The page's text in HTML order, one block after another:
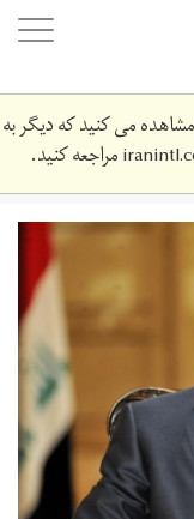
می کنید که دیگر به
مراجعه کنید.